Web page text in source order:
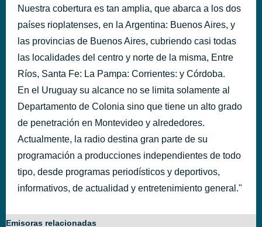
Nuestra cobertura es tan amplia, que abarca a los dos
países rioplatenses, en la Argentina: Buenos Aires, y
las provincias de Buenos Aires, cubriendo casi todas
las localidades del centro y norte de la misma, Entre
Ríos, Santa Fe: La Pampa: Corrientes: y Córdoba.
En el Uruguay su alcance no se limita solamente al
Departamento de Colonia sino que tiene un alto grado
de penetración en Montevideo y alrededores.
Actualmente, la radio destina gran parte de su
programación a producciones independientes de todo
tipo, desde programas periodísticos y deportivos,
informativos, de actualidad y entretenimiento general."
Emisoras relacionadas